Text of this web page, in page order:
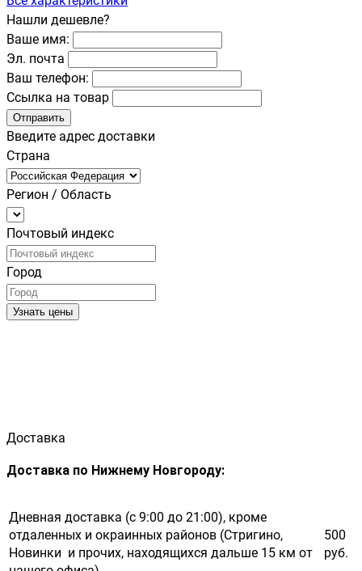
Нашли дешевле?
Ваше имя:
Эл. почта
Ваш телефон:
Ссылка на товар
Отправить
Введите адрес доставки
Страна
Регион / Область
Почтовый индекс
Город
Узнать цены
Доставка
Доставка по Нижнему Новгороду:
Дневная доставка (с 9:00 до 21:00), кроме
отдаленных и окраинных районов (Стригино,
Новинки и прочих, находящихся дальше 15 км от
500
руб.